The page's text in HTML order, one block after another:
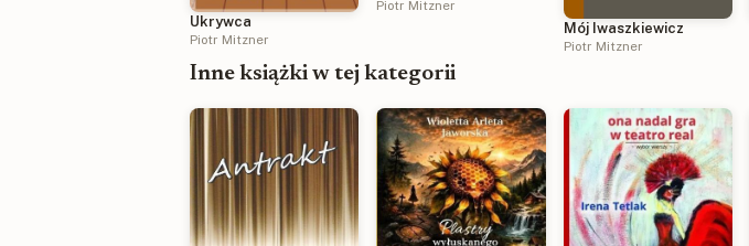
Ukrywca
Piotr Mitzner
Piotr Mitzner
Mój Iwaszkiewicz
Piotr Mitzner
Inne książki w tej kategorii